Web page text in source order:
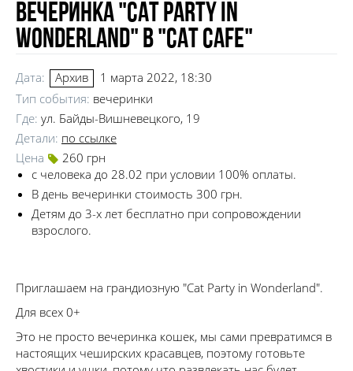
Вечеринка "Cat Party in
Wonderland" в "Cat Cafe"
Дата: Архив
1 марта 2022, 18:30
Тип события: вечеринки
Где: ул. Байды-Вишневецкого, 19
Детали: по ссылке
Цена
260 грн
с человека до 28.02 при условии 100% оплаты.
В день вечеринки стоимость 300 грн.
Детям до 3-х лет бесплатно при сопровождении
взрослого.
Приглашаем на грандиозную "Cat Party in Wonderland".
Для всех 0+
Это не просто вечеринка кошек, мы сами превратимся в
настоящих чеширских красавцев, поэтому готовьте